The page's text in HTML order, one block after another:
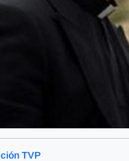
TVP